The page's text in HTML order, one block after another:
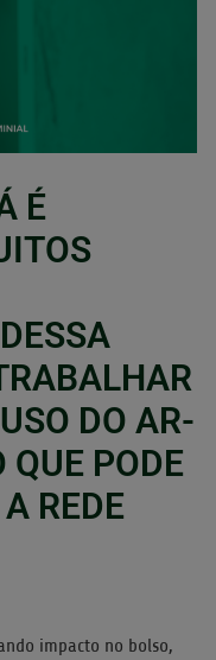
É
DO AR-
QUE PODE
REDE
impacto no bolso,